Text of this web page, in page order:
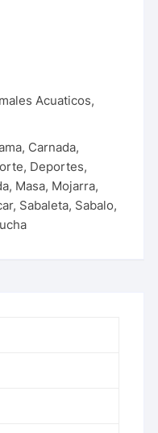
Acuaticos,
, Carnada,
, Deportes,
, Masa, Mojarra,
, Sabaleta, Sabalo,